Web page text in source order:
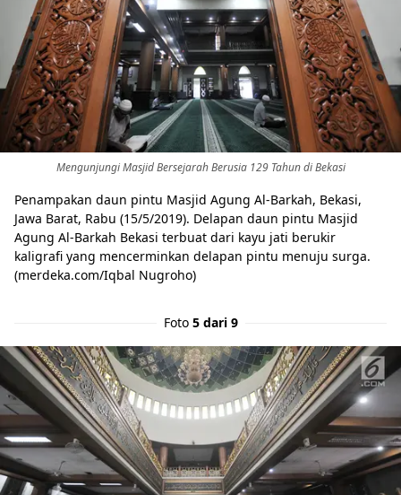
Mengunjungi Masjid Bersejarah Berusia 129 Tahun di Bekasi
Penampakan daun pintu Masjid Agung Al-Barkah, Bekasi,
Jawa Barat, Rabu (15/5/2019). Delapan daun pintu Masjid
Agung Al-Barkah Bekasi terbuat dari kayu jati berukir
kaligrafi yang mencerminkan delapan pintu menuju surga.
(merdeka.com/Iqbal Nugroho)
Foto 5 dari 9